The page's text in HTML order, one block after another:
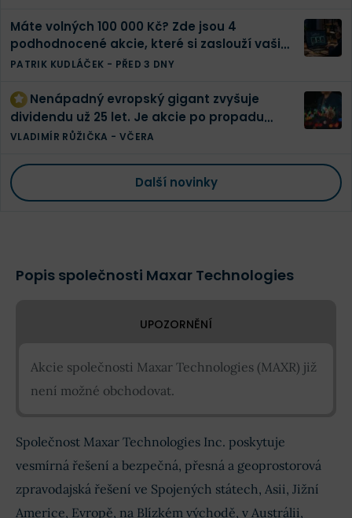
Máte volných 100 000 Kč? Zde jsou 4
podhodnocené akcie, které si zaslouží vaši
pozornost
PATRIK KUDLÁČEK - PŘED 3 DNY
Nenápadný evropský gigant zvyšuje
dividendu už 25 let. Je akcie po propadu
konečně levná?
VLADIMÍR RŮŽIČKA - VČERA
Další novinky
Popis společnosti Maxar Technologies
UPOZORNĚNÍ
Akcie společnosti Maxar Technologies (MAXR) již
není možné obchodovat.
Společnost Maxar Technologies Inc. poskytuje
vesmírná řešení a bezpečná, přesná a geoprostorová
zpravodajská řešení ve Spojených státech, Asii, Jižní
Americe, Evropě, na Blízkém východě, v Austrálii,